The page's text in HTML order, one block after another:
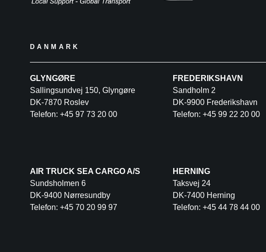
DANMARK
GLYNGØRE
Sallingsundvej 150, Glyngøre
DK-7870 Roslev
Telefon: +45 97 73 20 00
FREDERIKSHAVN
Sandholm 2
DK-9900 Frederikshavn
Telefon: +45 99 22 20 00
AIR TRUCK SEA CARGO A/S
Sundsholmen 6
DK-9400 Nørresundby
Telefon: +45 70 20 99 97
HERNING
Taksvej 24
DK-7400 Herning
Telefon: +45 44 78 44 00